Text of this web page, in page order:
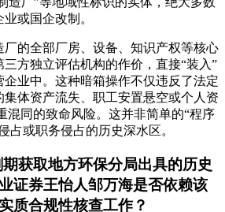
或国企改制。
厂的全部厂房、设备、知识产权等核心
方独立评估机构的作价，直接“装入”
业中。这种暗箱操作不仅违反了法定
体资产流失、职工安置悬空或个人资
混同的致命风险。这并非简单的“程序
占或职务侵占的历史深水区。
获取地方环保分局出具的历史
证券王怡人邹万海是否依赖该
质合规性核查工作？